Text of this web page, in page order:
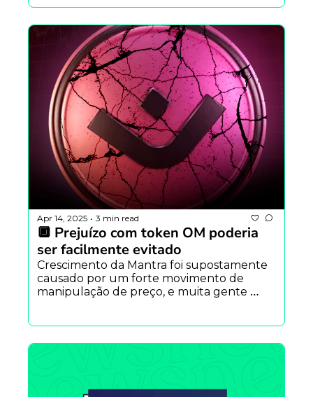
Apr 14, 2025 • 3 min read
🔲 Prejuízo com token OM poderia
ser facilmente evitado
Crescimento da Mantra foi supostamente
causado por um forte movimento de
manipulação de preço, e muita gente